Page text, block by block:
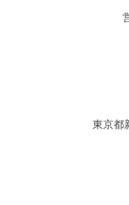
東京都